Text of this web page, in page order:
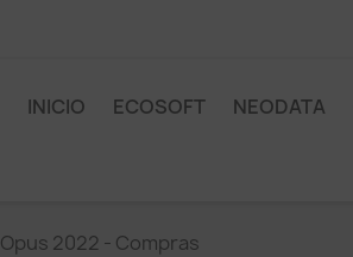
INICIO ECOSOFT NEODATA
Opus 2022 - Compras